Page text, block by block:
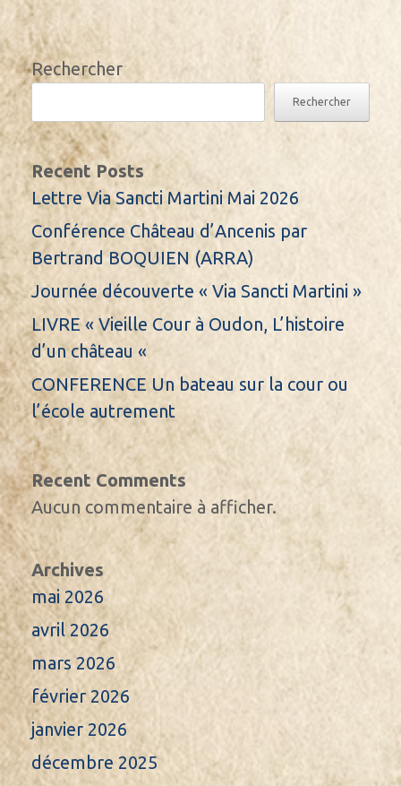
Rechercher
Rechercher
Recent Posts
Lettre Via Sancti Martini Mai 2026
Conférence Château d’Ancenis par
Bertrand BOQUIEN (ARRA)
Journée découverte « Via Sancti Martini »
LIVRE « Vieille Cour à Oudon, L’histoire
d’un château «
CONFERENCE Un bateau sur la cour ou
l’école autrement
Recent Comments
Aucun commentaire à afficher.
Archives
mai 2026
avril 2026
mars 2026
février 2026
janvier 2026
décembre 2025